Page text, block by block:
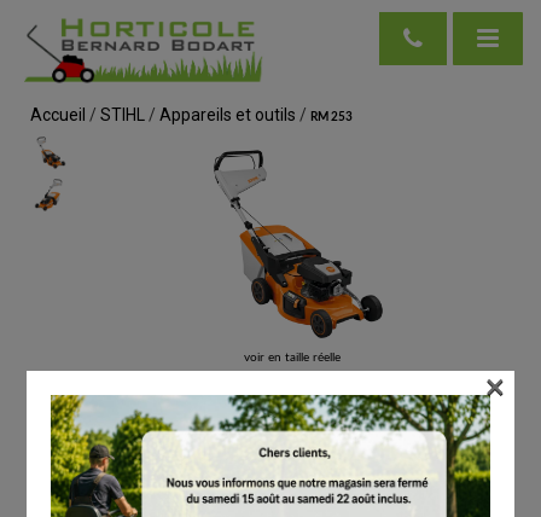
Accueil / STIHL/ Appareils et outils / RM 253
voir en taille réelle
RM 253
# WB220113400
Tondeuses à gazon
×